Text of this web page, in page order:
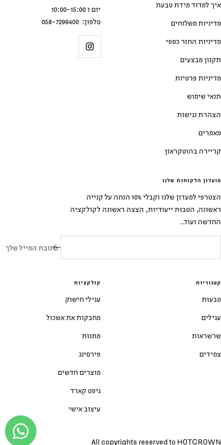
איך למדוד מידת טבעת
מדיניות משלוחים
מדיניות החזר כספי
תקנון מבצעים
מדיניות פרטיות
תנאי שימוש
הצהרת נגישות
מאמרים
קריירה בהוטקראון
יום ו 10:00-15:00
טלפון: 058-7299400
מועדון הלקוחות שלנו
הצטרפי למעדון שלנו וקבלי 10% הנחה על קנייה
ראשונה, הטבות ייעודיות, הצצה ראשונה לקולקציה
החדשה ועוד..
כתובת המייל שלך
קטגוריות
טבעות
עגילים
שרשראות
צמידים
קולקציות
עגילי חישוק
מחבקות את אשכול
מתנות
פירסינג
מוצרים חדשים
גיפט קארד
עיצוב אישי
All copyrights reserved to HOTCROWN